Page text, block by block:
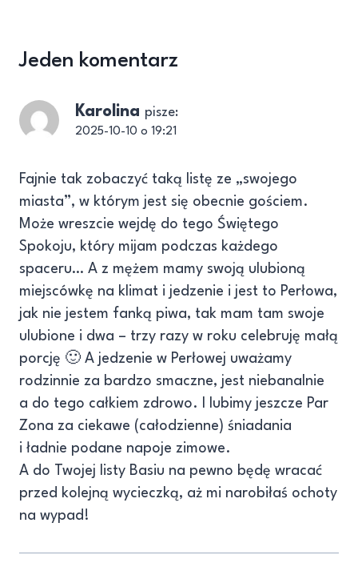
Jeden komentarz
Karolina pisze:
2025-10-10 o 19:21
Fajnie tak zobaczyć taką listę ze „swojego
miasta”, w którym jest się obecnie gościem.
Może wreszcie wejdę do tego Świętego
Spokoju, który mijam podczas każdego
spaceru… A z mężem mamy swoją ulubioną
miejscówkę na klimat i jedzenie i jest to Perłowa,
jak nie jestem fanką piwa, tak mam tam swoje
ulubione i dwa – trzy razy w roku celebruję małą
porcję 🙂 A jedzenie w Perłowej uważamy
rodzinnie za bardzo smaczne, jest niebanalnie
a do tego całkiem zdrowo. I lubimy jeszcze Par
Zona za ciekawe (całodzienne) śniadania
i ładnie podane napoje zimowe.
A do Twojej listy Basiu na pewno będę wracać
przed kolejną wycieczką, aż mi narobiłaś ochoty
na wypad!